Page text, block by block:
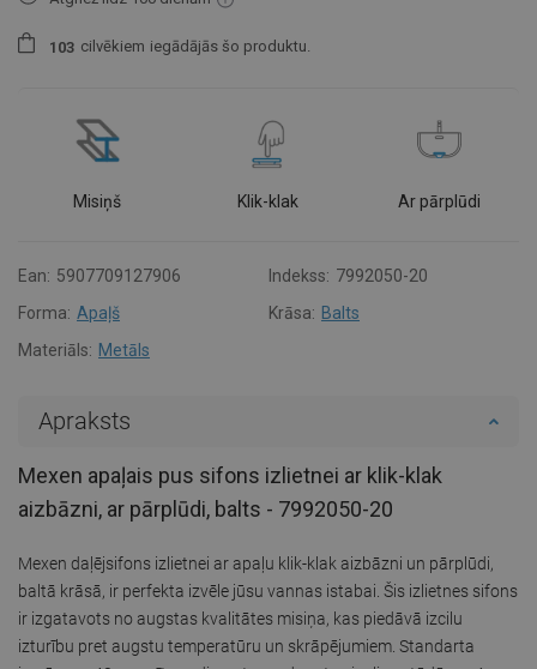
1 03 cilvēkiem iegādājās šo produktu.
Misiņš Klik-klak Ar pārplūdi
Ean: 5907709127906 Indekss: 7992050-20
Forma: Apaļš Krāsa: Balts
Materiāls: Metāls
Apraksts
Mexen apaļais pus sifons izlietnei ar klik-klak
aizbāzni, ar pārplūdi, balts - 7992050-20
Mexen daļējsifons izlietnei ar apaļu klik-klak aizbāzni un pārplūdi,
baltā krāsā, ir perfekta izvēle jūsu vannas istabai. Šis izlietnes sifons
ir izgatavots no augstas kvalitātes misiņa, kas piedāvā izcilu
izturību pret augstu temperatūru un skrāpējumiem. Standarta